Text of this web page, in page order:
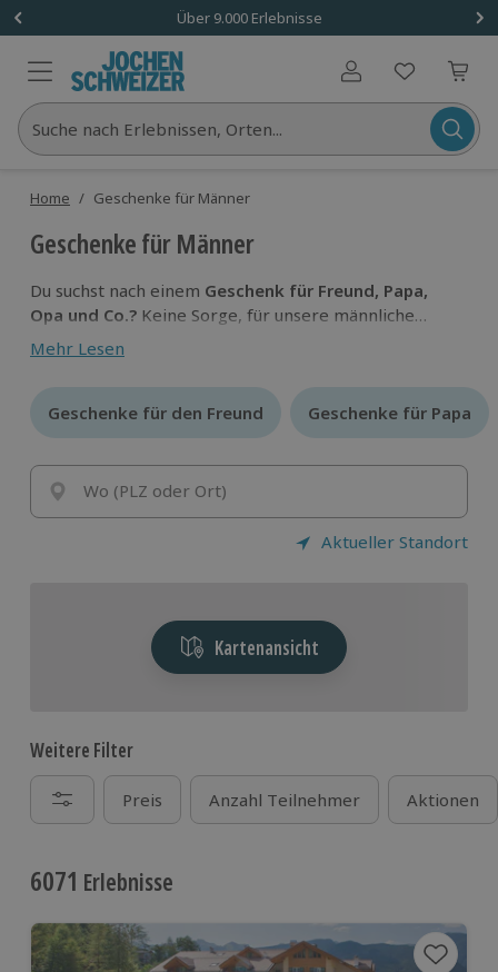
Über 9.000 Erlebnisse
Benutzerkonto
Suche nach Erlebnissen, Orten...
Home / Geschenke für Männer
Geschenke für Männer
Du suchst nach einem Geschenk für Freund, Papa,
Opa und Co.? Keine Sorge, für unsere männliche
Audienz haben wir die
zusammengetragen. Ob
Richtige dabei!
Mehr Lesen
Geschenke für den Freund
Geschenke für den Freund Geschenke für Papa
Geschenke für Papa
Wo (PLZ oder Ort)
Aktueller Standort
Kartenansicht
Weitere Filter
Preis Anzahl Teilnehmer Aktionen
6071 Erlebnisse